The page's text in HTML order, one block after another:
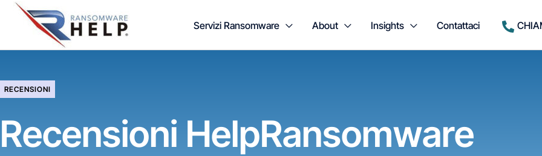
Servizi Ransomware About Insights Contattaci
RECENSIONI
Recensioni HelpRansomware